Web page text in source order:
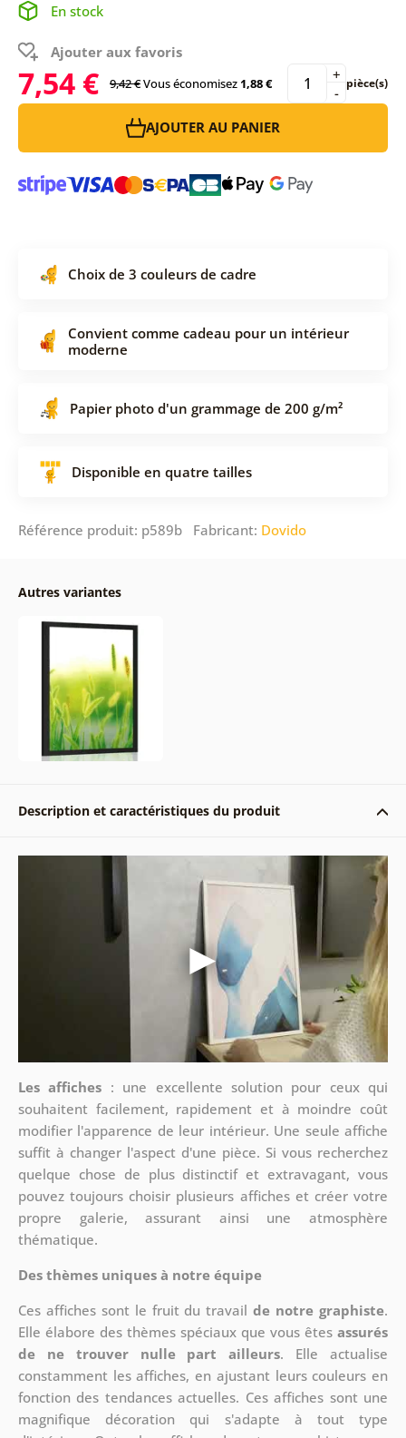
En stock
Ajouter aux favoris
7,54 € 9,42 €Vous économisez1,88 € -
+ pièce(s)
AJOUTER AU PANIER
Choix de 3 couleurs de cadre
Convient comme cadeau pour un intérieur
moderne
Papier photo d'un grammage de 200 g/m²
Disponible en quatre tailles
Référence produit: p589b Fabricant: Dovido
Autres variantes
Description et caractéristiques du produit
Les affiches : une excellente solution pour ceux qui
souhaitent facilement, rapidement et à moindre coût
modifier l'apparence de leur intérieur. Une seule affiche
suffit à changer l'aspect d'une pièce. Si vous recherchez
quelque chose de plus distinctif et extravagant, vous
pouvez toujours choisir plusieurs affiches et créer votre
propre galerie, assurant ainsi une atmosphère
thématique.
Des thèmes uniques à notre équipe
Ces affiches sont le fruit du travail de notre graphiste.
Elle élabore des thèmes spéciaux que vous êtesassurés
de ne trouver nulle part ailleurs. Elle actualise
constamment les affiches, en ajustant leurs couleurs en
fonction des tendances actuelles. Ces affiches sont une
magnifique décoration qui s'adapte à tout type